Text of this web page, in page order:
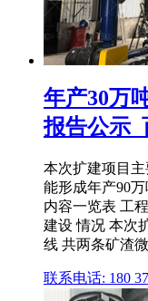
年产30万
报告公示
本次扩建项目
能形成年产90
内容一览表 工
建设 情况 本次
线 共两条矿渣
联系电话: 180